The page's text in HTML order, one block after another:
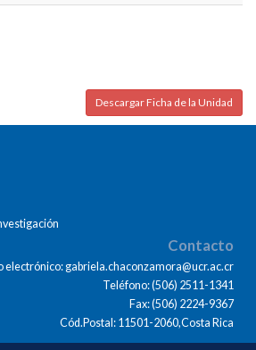
Descargar Ficha de la Unidad
Contacto
electrónico: gabriela.chaconzamora@ucr.ac.cr
Teléfono: (506) 2511-1341
Fax: (506) 2224-9367
Cód.Postal: 11501-2060,Costa Rica